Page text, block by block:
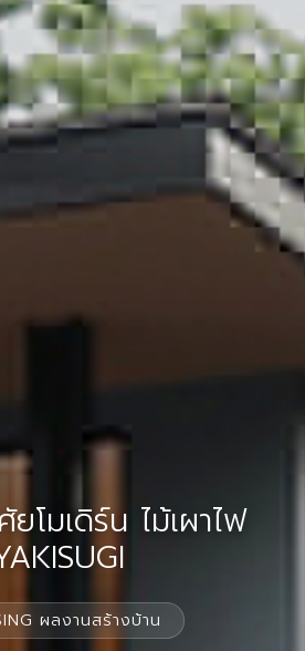
โมเดิร์น ไม้เผาไฟ
ผลงานสร้างบ้าน